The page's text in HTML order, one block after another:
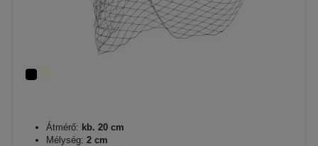
Átmérő: kb. 20 cm
Mélység: 2 cm